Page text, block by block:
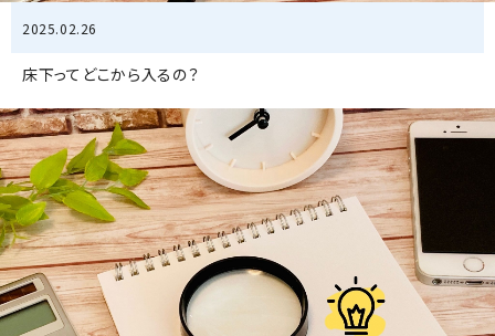
2025.02.26
床下ってどこから入るの？